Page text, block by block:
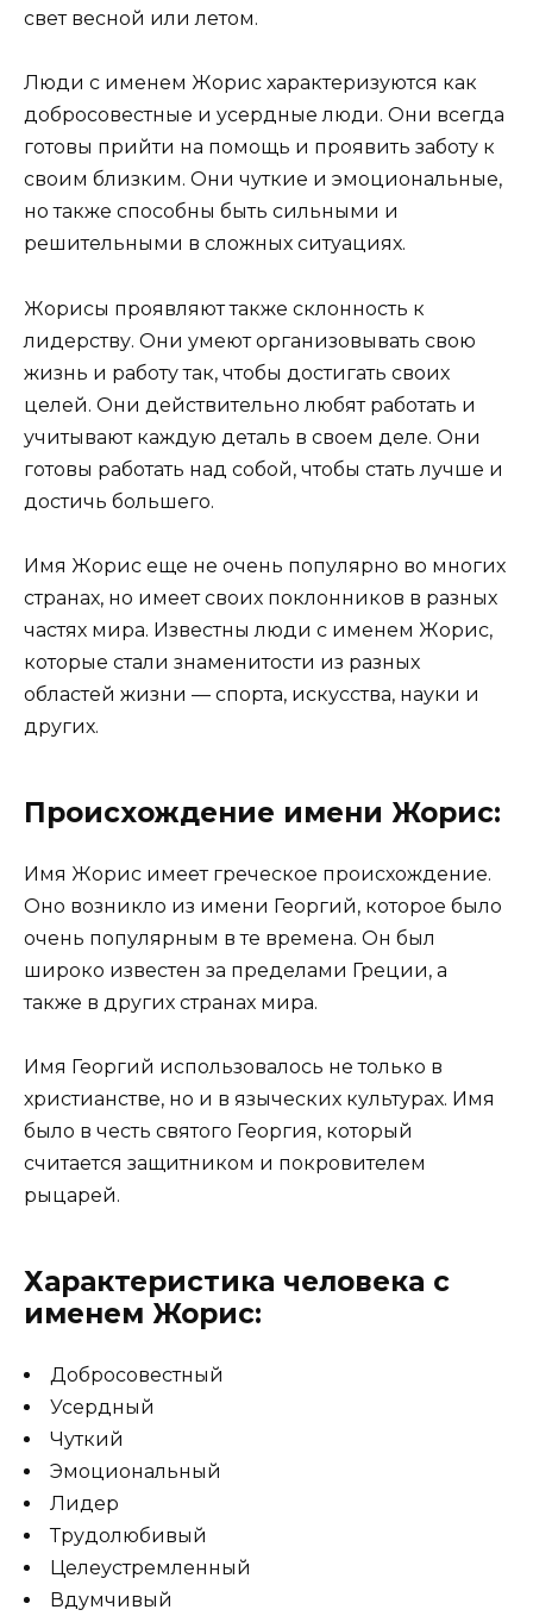
свет весной или летом.
Люди с именем Жорис характеризуются как
добросовестные и усердные люди. Они всегда
готовы прийти на помощь и проявить заботу к
своим близким. Они чуткие и эмоциональные,
но также способны быть сильными и
решительными в сложных ситуациях.
Жорисы проявляют также склонность к
лидерству. Они умеют организовывать свою
жизнь и работу так, чтобы достигать своих
целей. Они действительно любят работать и
учитывают каждую деталь в своем деле. Они
готовы работать над собой, чтобы стать лучше и
достичь большего.
Имя Жорис еще не очень популярно во многих
странах, но имеет своих поклонников в разных
частях мира. Известны люди с именем Жорис,
которые стали знаменитости из разных
областей жизни — спорта, искусства, науки и
других.
Происхождение имени Жорис:
Имя Жорис имеет греческое происхождение.
Оно возникло из имени Георгий, которое было
очень популярным в те времена. Он был
широко известен за пределами Греции, а
также в других странах мира.
Имя Георгий использовалось не только в
христианстве, но и в языческих культурах. Имя
было в честь святого Георгия, который
считается защитником и покровителем
рыцарей.
Характеристика человека с
именем Жорис:
Добросовестный
Усердный
Чуткий
Эмоциональный
Лидер
Трудолюбивый
Целеустремленный
Вдумчивый